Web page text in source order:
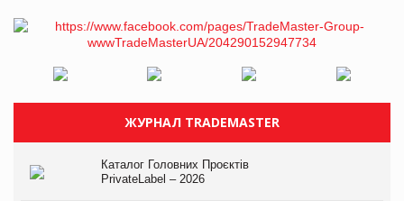
ЖУРНАЛ TRADEMASTER
Каталог Головних Проєктів
PrivateLabel – 2026